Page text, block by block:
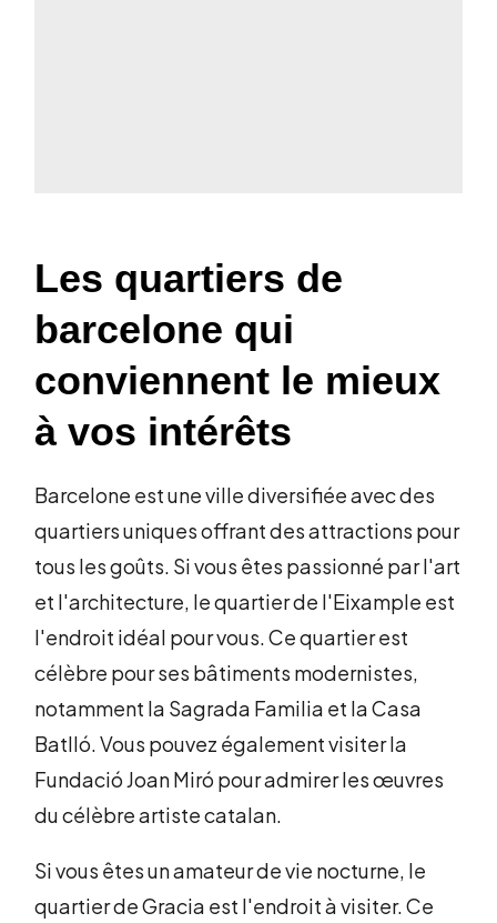
Les quartiers de
barcelone qui
conviennent le mieux
à vos intérêts
Barcelone est une ville diversifiée avec des
quartiers uniques offrant des attractions pour
tous les goûts. Si vous êtes passionné par l'art
et l'architecture, le quartier de l'Eixample est
l'endroit idéal pour vous. Ce quartier est
célèbre pour ses bâtiments modernistes,
notamment la Sagrada Familia et la Casa
Batlló. Vous pouvez également visiter la
Fundació Joan Miró pour admirer les œuvres
du célèbre artiste catalan.
Si vous êtes un amateur de vie nocturne, le
quartier de Gracia est l'endroit à visiter. Ce